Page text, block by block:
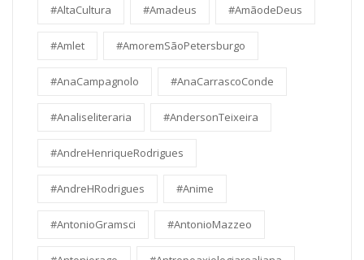
#AltaCultura #Amadeus #AmãodeDeus
#Amlet #AmoremSãoPetersburgo
#AnaCampagnolo #AnaCarrascoConde
#Analiseliteraria #AndersonTeixeira
#AndreHenriqueRodrigues
#AndreHRodrigues #Anime
#AntonioGramsci #AntonioMazzeo